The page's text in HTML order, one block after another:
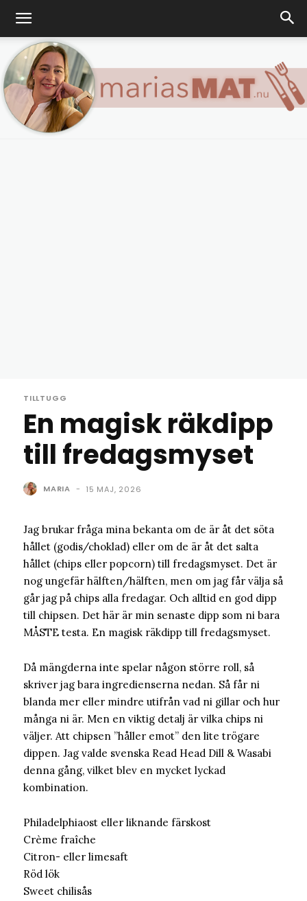
TILLTUGG
En magisk räkdipp
till fredagsmyset
MARIA - 15 MAJ, 2026
Jag brukar fråga mina bekanta om de är åt det söta
hållet (godis/choklad) eller om de är åt det salta
hållet (chips eller popcorn) till fredagsmyset. Det är
nog ungefär hälften/hälften, men om jag får välja så
går jag på chips alla fredagar. Och alltid en god dipp
till chipsen. Det här är min senaste dipp som ni bara
MÅSTE testa. En magisk räkdipp till fredagsmyset.
Då mängderna inte spelar någon större roll, så
skriver jag bara ingredienserna nedan. Så får ni
blanda mer eller mindre utifrån vad ni gillar och hur
många ni är. Men en viktig detalj är vilka chips ni
väljer. Att chipsen ”håller emot” den lite trögare
dippen. Jag valde svenska Read Head Dill & Wasabi
denna gång, vilket blev en mycket lyckad
kombination.
Philadelphiaost eller liknande färskost
Crème fraîche
Citron- eller limesaft
Röd lök
Sweet chilisås